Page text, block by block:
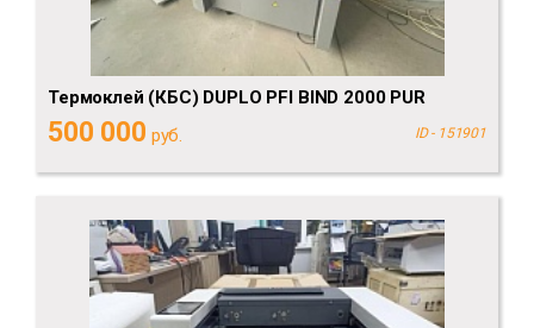
Термоклей (КБС) DUPLO PFI BIND 2000 PUR
500 000 руб. ID - 151901